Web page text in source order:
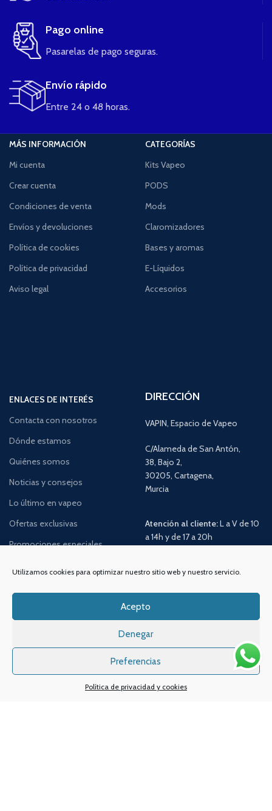
Utilizamos cookies para optimizar nuestro sitio web y nuestro servicio.
Acepto
Denegar
Preferencias
Política de privacidad y cookies
Pago online
Pasarelas de pago seguras.
Envío rápido
Entre 24 o 48 horas.
MÁS INFORMACIÓN
Mi cuenta
Crear cuenta
Condiciones de venta
Envíos y devoluciones
Política de cookies
Política de privacidad
Aviso legal
CATEGORÍAS
Kits Vapeo
PODS
Mods
Claromizadores
Bases y aromas
E-Líquidos
Accesorios
ENLACES DE INTERÉS
Contacta con nosotros
Dónde estamos
Quiénes somos
Noticias y consejos
Lo último en vapeo
Ofertas exclusivas
Promociones especiales
DIRECCIÓN
VAPIN, Espacio de Vapeo
C/Alameda de San Antón,
38, Bajo 2,
30205, Cartagena,
Murcia
Atención al cliente:L a V de 10
a 14h y de 17 a 20h
WATSSAPP:601 30 58 28